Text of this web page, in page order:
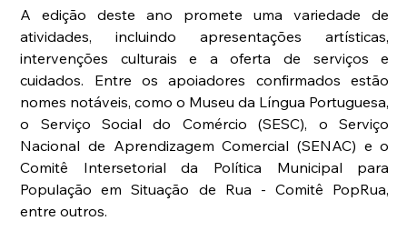
A edição deste ano promete uma variedade de
atividades, incluindo apresentações artísticas,
intervenções culturais e a oferta de serviços e
cuidados. Entre os apoiadores confirmados estão
nomes notáveis, como o Museu da Língua Portuguesa,
o Serviço Social do Comércio (SESC), o Serviço
Nacional de Aprendizagem Comercial (SENAC) e o
Comitê Intersetorial da Política Municipal para
População em Situação de Rua - Comitê PopRua,
entre outros.